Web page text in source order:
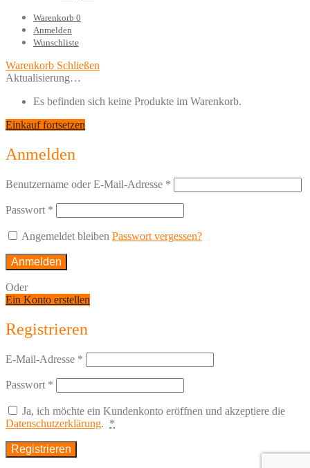
Warenkorb 0
Anmelden
Wunschliste
Warenkorb Schließen
Aktualisierung…
Es befinden sich keine Produkte im Warenkorb.
Einkauf fortsetzen
Anmelden
Benutzername oder E-Mail-Adresse *
Passwort *
Angemeldet bleiben Passwort vergessen?
Anmelden
Oder
Ein Konto erstellen
Registrieren
E-Mail-Adresse *
Passwort *
Ja, ich möchte ein Kundenkonto eröffnen und akzeptiere die
Datenschutzerklärung. *
Registrieren